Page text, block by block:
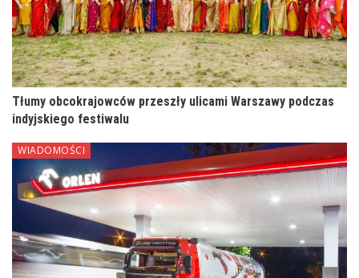
Tłumy obcokrajowców przeszły ulicami Warszawy podczas
indyjskiego festiwalu
WIADOMOŚCI